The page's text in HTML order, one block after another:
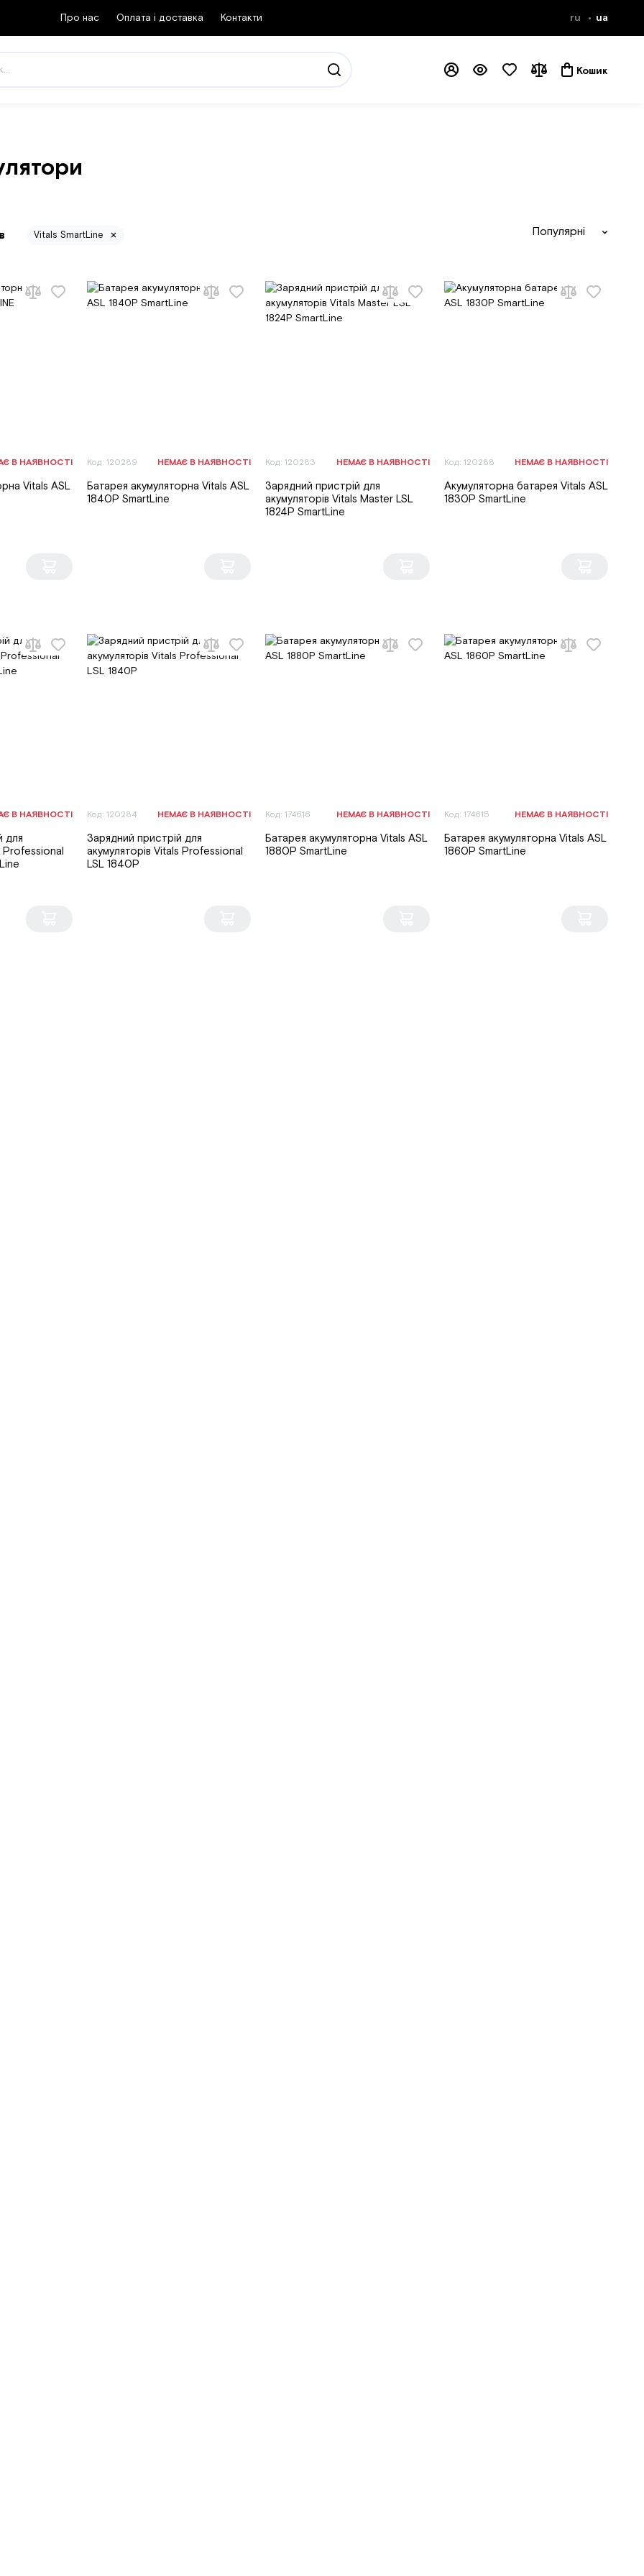
Про нас Оплата і доставка Контакти ru ua
Кошик
Vitals SmartLine Популярні
В НАЯВНОСТІ
Vitals ASL
Код: 120289 НЕМАЄ В НАЯВНОСТІ
Батарея акумуляторна Vitals ASL
1840P SmartLine
Код: 120283 НЕМАЄ В НАЯВНОСТІ
Зарядний пристрій для
акумуляторів Vitals Master LSL
1824P SmartLine
Код: 120288 НЕМАЄ В НАЯВНОСТІ
Акумуляторна батарея Vitals ASL
1830P SmartLine
В НАЯВНОСТІ
для
Professional
Код: 120284 НЕМАЄ В НАЯВНОСТІ
Зарядний пристрій для
акумуляторів Vitals Professional
LSL 1840P
Код: 174616 НЕМАЄ В НАЯВНОСТІ
Батарея акумуляторна Vitals ASL
1880P SmartLine
Код: 174615 НЕМАЄ В НАЯВНОСТІ
Батарея акумуляторна Vitals ASL
1860P SmartLine